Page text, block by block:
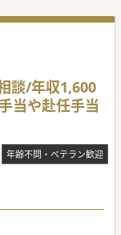
談/年収1,600
当や赴任手当
年齢不問・ベテラン歓迎